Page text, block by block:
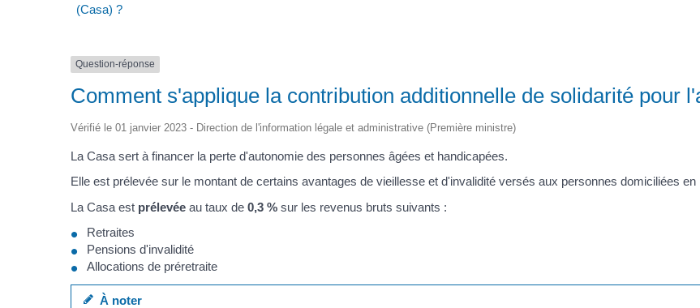
(Casa) ?
Question-réponse
Comment s'applique la contribution additionnelle de solidarité pour
Vérifié le 01 janvier 2023 - Direction de l'information légale et administrative (Première ministre)
La Casa sert à financer la perte d'autonomie des personnes âgées et handicapées.
Elle est prélevée sur le montant de certains avantages de vieillesse et d'invalidité versés aux personnes domiciliées en
La Casa est prélevée au taux de0,3 % sur les revenus bruts suivants :
Retraites
Pensions d'invalidité
Allocations de préretraite
À noter